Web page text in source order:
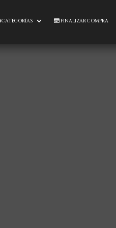
CATEGORÍAS FINALIZAR COMPRA